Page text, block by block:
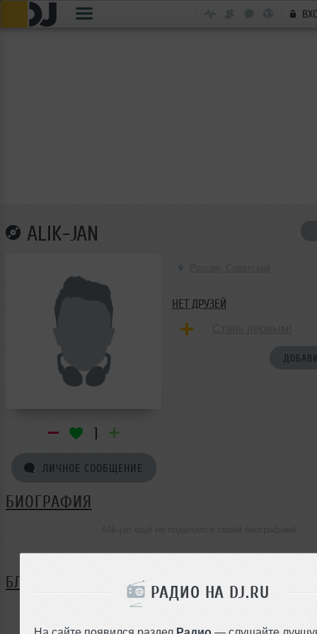
РАДИО НА DJ.RU
На сайте появился раздел Радио — слушайте
ALIK-JAN
1
ЛИЧНОЕ СООБЩЕНИЕ
НЕТ ДРУЗЕЙ
БИОГРАФИЯ
БЛОГ